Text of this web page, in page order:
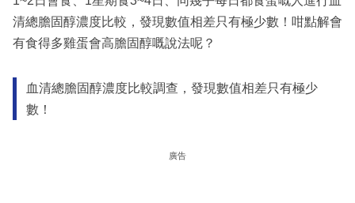
清總膽固醇濃度比較，發現數值相差只有極少數！咁點解會
有食得多雞蛋會高膽固醇嘅說法呢？
血清總膽固醇濃度比較調查，發現數值相差只有極少
數！
廣告